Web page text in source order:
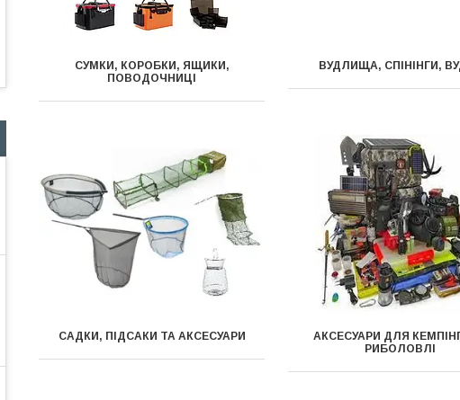
СУМКИ, КОРОБКИ, ЯЩИКИ,
ПОВОДОЧНИЦІ
ВУДЛИЩА, СПІНІНГИ,
САДКИ, ПІДСАКИ ТА АКСЕСУАРИ
АКСЕСУАРИ ДЛЯ
РИБОЛОВЛІ